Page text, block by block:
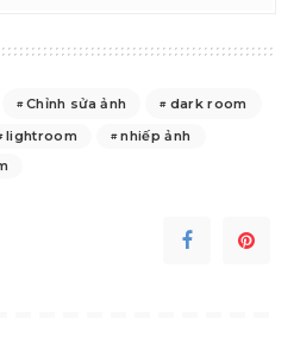
Chỉnh sửa ảnh
dark room
lightroom
nhiếp ảnh